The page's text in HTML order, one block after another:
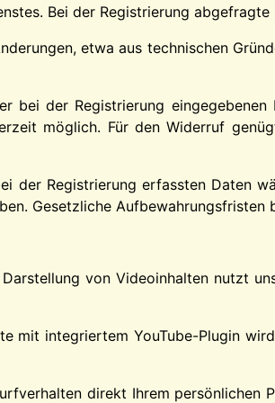
Bei der Registrierung
etwa aus technischen
bei der Registrierung
möglich. Für den Widerruf
der Registrierung erfassten Daten
Gesetzliche Aufbewahrungsfristen
von Videoinhalten nutzt
mit integriertem YouTube-Plugin
direkt Ihrem persönlichen